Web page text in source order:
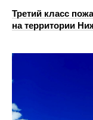
Третий класс
на территории